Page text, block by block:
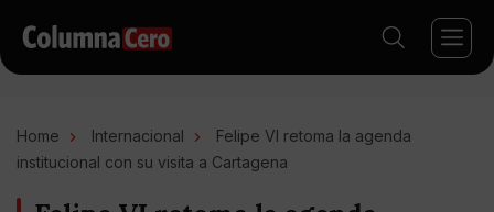
Home Internacional
Felipe VI retoma la agenda
institucional con su visita a Cartagena